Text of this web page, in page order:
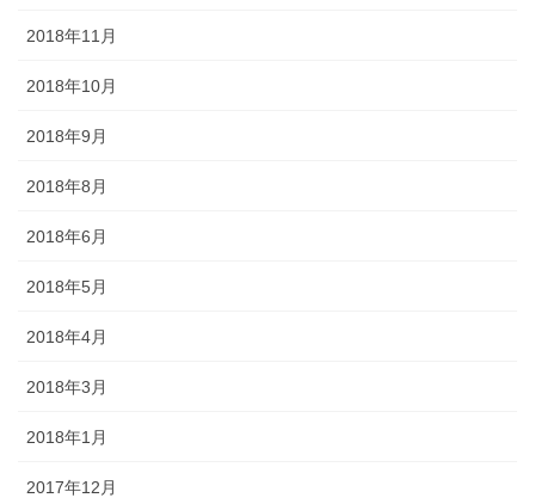
2018年11月
2018年10月
2018年9月
2018年8月
2018年6月
2018年5月
2018年4月
2018年3月
2018年1月
2017年12月